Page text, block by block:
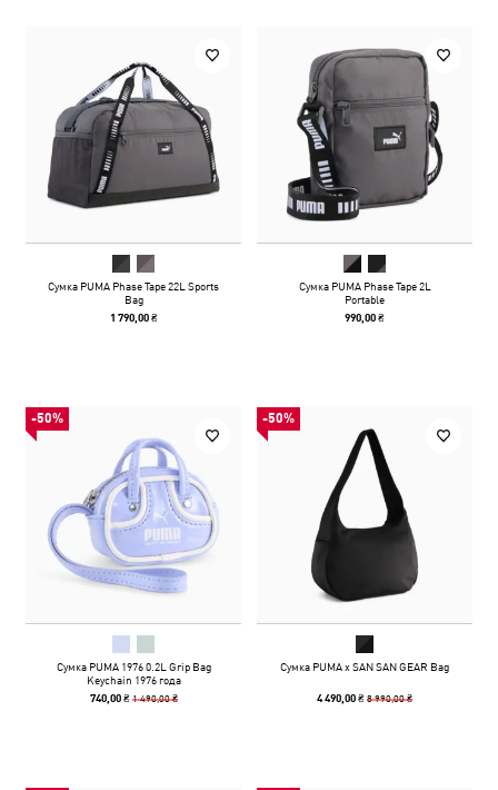
Сумка PUMA Phase Tape 22L Sports
Bag
1 790,00 ₴
Сумка PUMA Phase Tape 2L
Portable
990,00 ₴
-50%
Сумка PUMA 1976 0.2L Grip Bag
Keychain 1976 года
740,00 ₴ 1 490,00 ₴
-50%
Сумка PUMA x SAN SAN GEAR Bag
4 490,00 ₴8 990,00 ₴